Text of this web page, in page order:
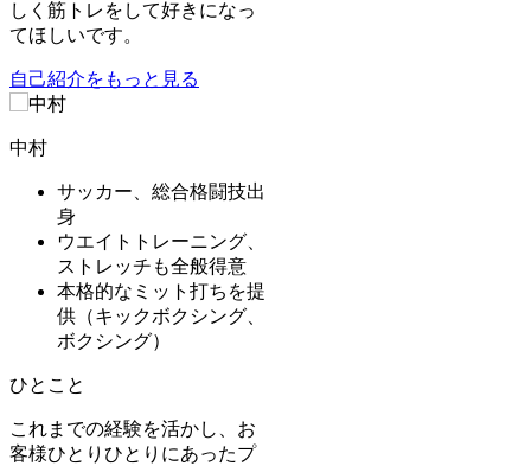
しく筋トレをして好きになっ
てほしいです。
自己紹介をもっと見る
中村
サッカー、総合格闘技出
身
ウエイトトレーニング、
ストレッチも全般得意
本格的なミット打ちを提
供（キックボクシング、
ボクシング）
ひとこと
これまでの経験を活かし、お
客様ひとりひとりにあったプ